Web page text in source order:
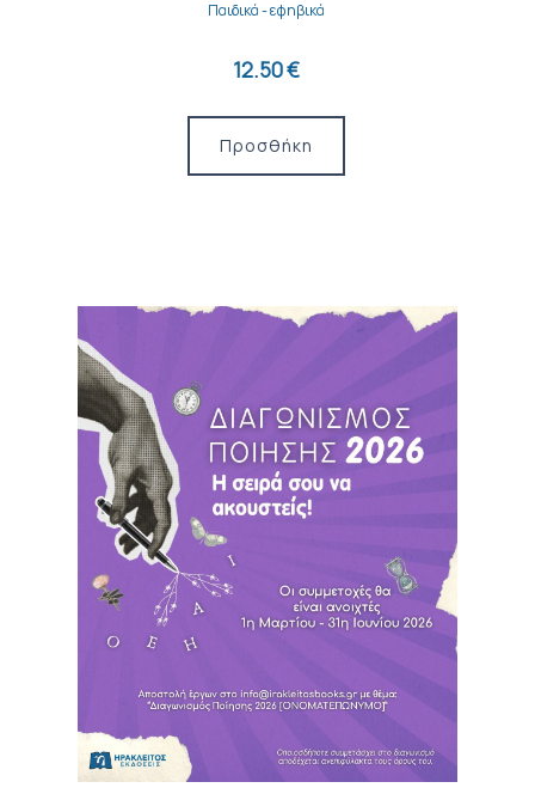
Παιδικά - εφηβικά
12.50 €
Προσθήκη